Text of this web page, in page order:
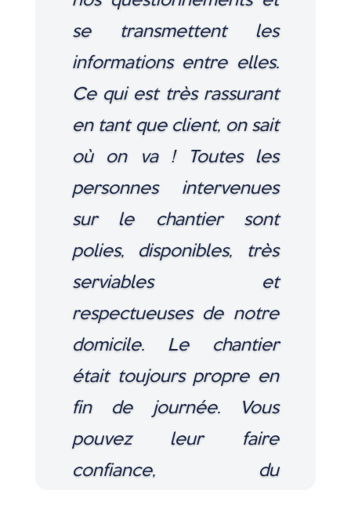
se transmettent les
informations entre elles.
Ce qui est très rassurant
en tant que client, on sait
où on va ! Toutes les
personnes intervenues
sur le chantier sont
polies, disponibles, très
serviables et
respectueuses de notre
domicile. Le chantier
était toujours propre en
fin de journée. Vous
pouvez leur faire
confiance, du